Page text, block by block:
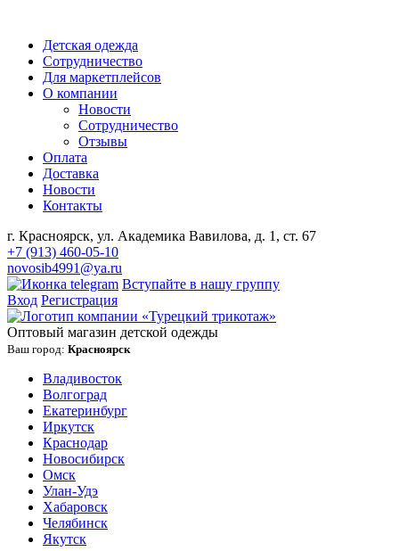
Детская одежда
Сотрудничество
Для маркетплейсов
О компании
Новости
Сотрудничество
Отзывы
Оплата
Доставка
Новости
Контакты
г. Красноярск, ул. Академика Вавилова, д. 1, ст. 67
+7 (913) 460-05-10
novosib4991@ya.ru
Вступайте в нашу группу
Вход Регистрация
Оптовый магазин детской одежды
Ваш город: Красноярск
Владивосток
Волгоград
Екатеринбург
Иркутск
Краснодар
Новосибирск
Омск
Улан-Удэ
Хабаровск
Челябинск
Якутск